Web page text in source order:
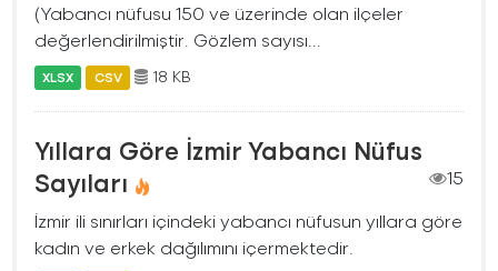
(Yabancı nüfusu 150 ve üzerinde olan ilçeler
değerlendirilmiştir. Gözlem sayısı...
XLSX CSV 18 KB
Yıllara Göre İzmir Yabancı Nüfus
Sayıları
15
İzmir ili sınırları içindeki yabancı nüfusun yıllara göre
kadın ve erkek dağılımını içermektedir.